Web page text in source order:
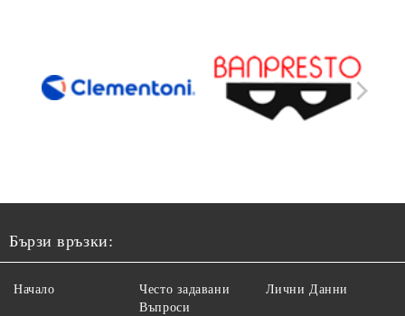
Бързи връзки:
Начало
Често задавани
Въпроси
Лични Данни